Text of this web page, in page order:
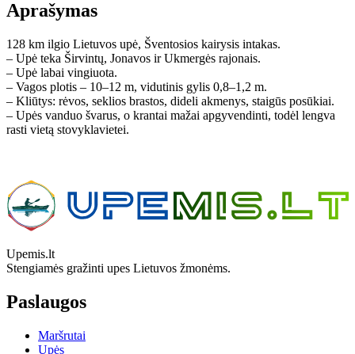
Aprašymas
128 km ilgio Lietuvos upė, Šventosios kairysis intakas.
– Upė teka Širvintų, Jonavos ir Ukmergės rajonais.
– Upė labai vingiuota.
– Vagos plotis – 10–12 m, vidutinis gylis 0,8–1,2 m.
– Kliūtys: rėvos, seklios brastos, dideli akmenys, staigūs posūkiai.
– Upės vanduo švarus, o krantai mažai apgyvendinti, todėl lengva
rasti vietą stovyklavietei.
+
−
Upemis.lt
Stengiamės gražinti upes Lietuvos žmonėms.
Paslaugos
Maršrutai
Upės